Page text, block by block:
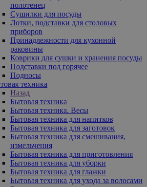
полотенец
Сушилки для посуды
Лотки, подставки для столовых
приборов
Принадлежности для кухонной
раковины
Коврики для сушки и хранения посуды
Подставки под горячее
Подносы
техника
Назад
Бытовая техника
Бытовая техника. Весы
Бытовая техника для напитков
Бытовая техника для заготовок
Бытовая техника для смешивания,
измельчения
Бытовая техника для приготовления
Бытовая техника для уборки
Бытовая техника для глажки
Бытовая техника для ухода за волосами